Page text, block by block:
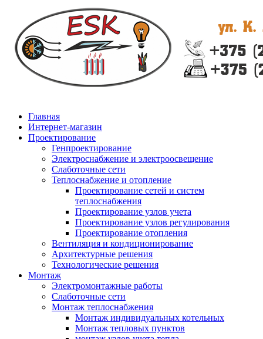
Главная
Интернет-магазин
Проектирование
Генпроектирование
Электроснабжение и электроосвещение
Слаботочные сети
Теплоснабжение и отопление
Проектирование сетей и систем
теплоснабжения
Проектирование узлов учета
Проектирование узлов регулирования
Проектирование отопления
Вентиляция и кондиционирование
Архитектурные решения
Технологические решения
Монтаж
Электромонтажные работы
Слаботочные сети
Монтаж теплоснабжения
Монтаж индивидуальных котельных
Монтаж тепловых пунктов